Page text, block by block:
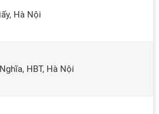
Hà Nội
HBT, Hà Nội